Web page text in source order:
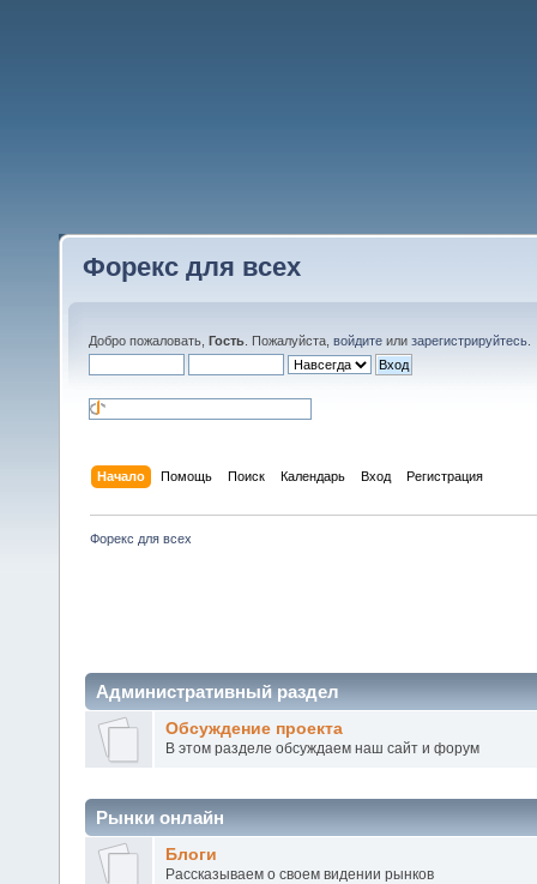
Форекс для всех
Добро пожаловать, Гость . Пожалуйста, войдите или зарегистрируйтесь
Начало Помощь Поиск Календарь Вход Регистрация
Форекс для всех
Административный раздел
Обсуждение проекта
В этом разделе обсуждаем наш сайт и форум
Рынки онлайн
Блоги
Рассказываем о своем видении рынков